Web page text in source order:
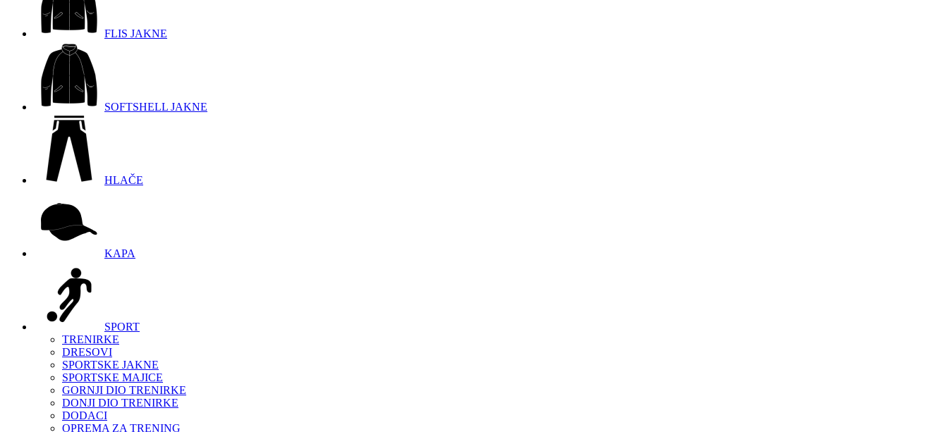
FLIS JAKNE
SOFTSHELL JAKNE
HLAČE
KAPA
SPORT
TRENIRKE
DRESOVI
SPORTSKE JAKNE
SPORTSKE MAJICE
GORNJI DIO TRENIRKE
DONJI DIO TRENIRKE
DODACI
OPREMA ZA TRENING